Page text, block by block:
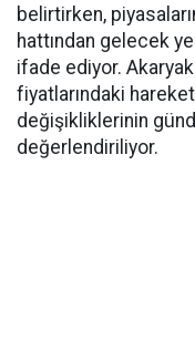
belirtirken,
hattından gelecek
ifade ediyor.
fiyatlarındaki
değişikliklerinin
değerlendiriliyor.